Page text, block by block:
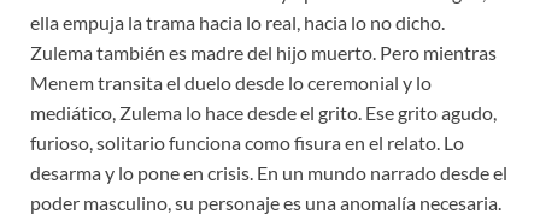
ella empuja la trama hacia lo real, hacia lo no dicho.
Zulema también es madre del hijo muerto. Pero mientras
Menem transita el duelo desde lo ceremonial y lo
mediático, Zulema lo hace desde el grito. Ese grito agudo,
furioso, solitario funciona como fisura en el relato. Lo
desarma y lo pone en crisis. En un mundo narrado desde el
poder masculino, su personaje es una anomalía necesaria.